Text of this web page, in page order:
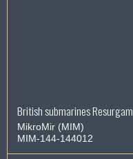
British submarines Resurgam
MikroMir (MIM)
MIM-144-144012